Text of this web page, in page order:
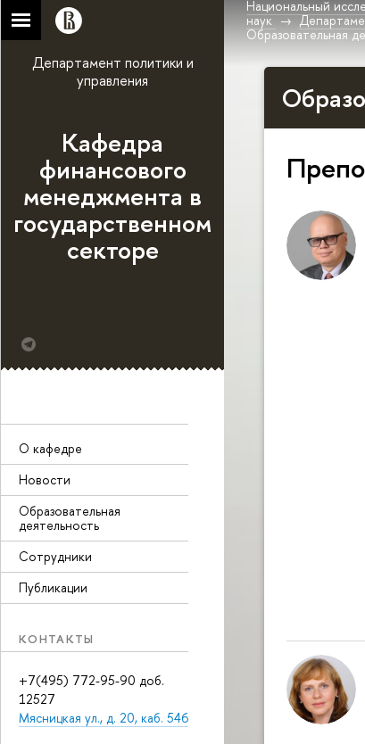
Национальный
наук
Образовательная
Департамент политики и
управления
Кафедра
финансового
менеджмента в
государственном
секторе
О кафедре
Новости
Образовательная
деятельность
Сотрудники
Публикации
КОНТАКТЫ
+7(495) 772-95-90 доб.
12527
Мясницкая ул., д. 20, каб. 546